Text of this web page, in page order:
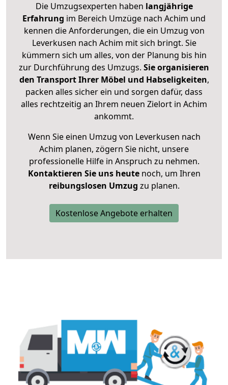
Die Umzugsexperten haben langjährige
Erfahrung im Bereich Umzüge nach Achim und
kennen die Anforderungen, die ein Umzug von
Leverkusen nach Achim mit sich bringt. Sie
kümmern sich um alles, von der Planung bis hin
zur Durchführung des Umzugs. Sie organisieren
den Transport Ihrer Möbel und Habseligkeiten,
packen alles sicher ein und sorgen dafür, dass
alles rechtzeitig an Ihrem neuen Zielort in Achim
ankommt.
Wenn Sie einen Umzug von Leverkusen nach
Achim planen, zögern Sie nicht, unsere
professionelle Hilfe in Anspruch zu nehmen.
Kontaktieren Sie uns heutenoch, um Ihren
reibungslosen Umzug zu planen.
Kostenlose Angebote erhalten